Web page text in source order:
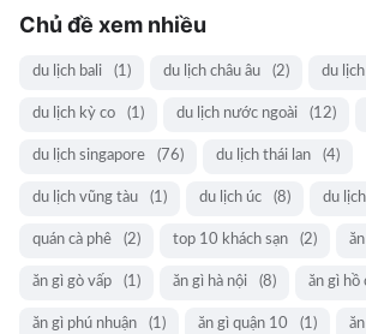
Chủ đề xem nhiều
du lịch bali (1) du lịch châu âu (2) du
du lịch kỳ co (1) du lịch nước ngoài (12)
du lịch singapore (76) du lịch thái lan (4)
du lịch vũng tàu (1) du lịch úc (8) du
quán cà phê (2) top 10 khách sạn (2)
ăn gì gò vấp (1) ăn gì hà nội (8) ăn gì hồ
ăn gì phú nhuận (1) ăn gì quận 10 (1)